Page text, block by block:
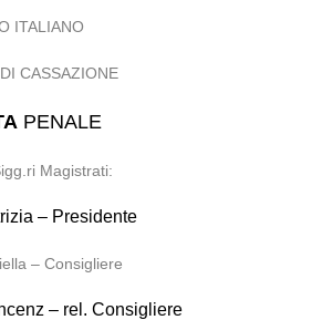
ITALIANO
CASSAZIONE
PENALE
Magistrati:
– Presidente
– Consigliere
– rel. Consigliere